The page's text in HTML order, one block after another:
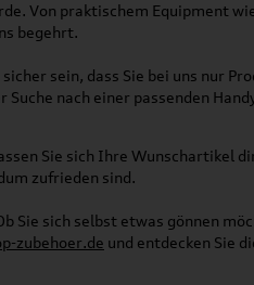
Von praktischem Equipment
begehrt.
sein, dass Sie bei uns nur
nach einer passenden
Sie sich Ihre Wunschartikel
zufrieden sind.
Sie sich selbst etwas gönnen
zubehoer.de und entdecken Sie